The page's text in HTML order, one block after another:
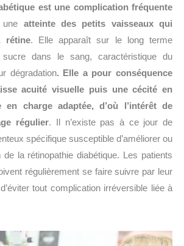
est une complication fréquente
atteinte des petits vaisseaux qui
rétine. Elle apparaît sur le long terme
sucre dans le sang, caractéristique du
dégradation. Elle a pour conséquence
acuité visuelle puis une cécité en
en charge adaptée, d’où l’intérêt de
régulier. Il n’existe pas à ce jour de
spécifique susceptible d’améliorer ou
de la rétinopathie diabétique. Les patients
régulièrement se faire suivre par leur
tout complication irréversible liée à